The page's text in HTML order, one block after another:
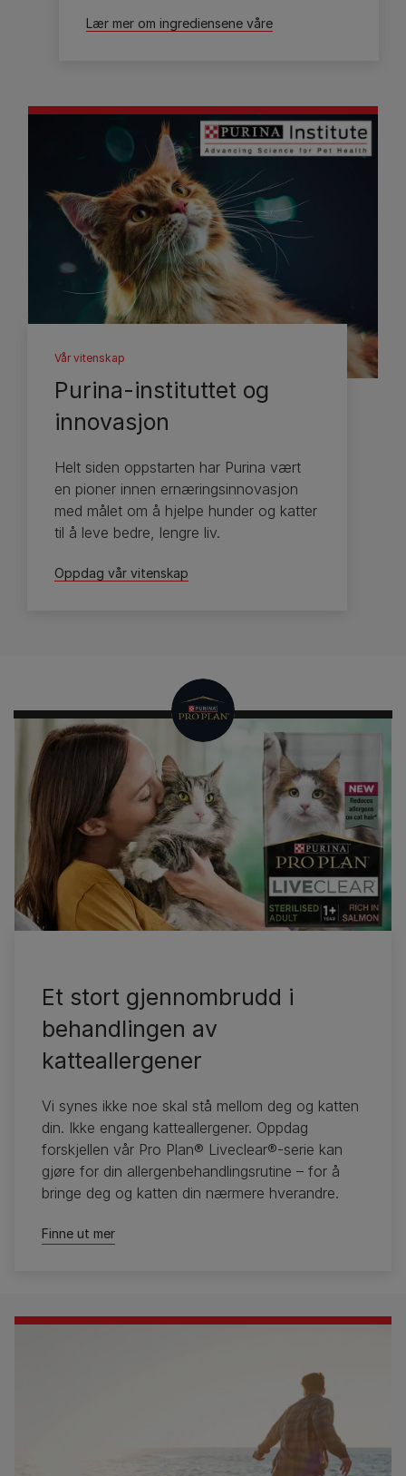
Lær mer om ingrediensene våre
Vår vitenskap
Purina-instituttet og
innovasjon
Helt siden oppstarten har Purina vært
en pioner innen ernæringsinnovasjon
med målet om å hjelpe hunder og katter
til å leve bedre, lengre liv.
Oppdag vår vitenskap
Et stort gjennombrudd i
behandlingen av
katteallergener
Vi synes ikke noe skal stå mellom deg og katten
din. Ikke engang katteallergener. Oppdag
forskjellen vår Pro Plan® Liveclear®-serie kan
gjøre for din allergenbehandlingsrutine – for å
bringe deg og katten din nærmere hverandre.
Finne ut mer